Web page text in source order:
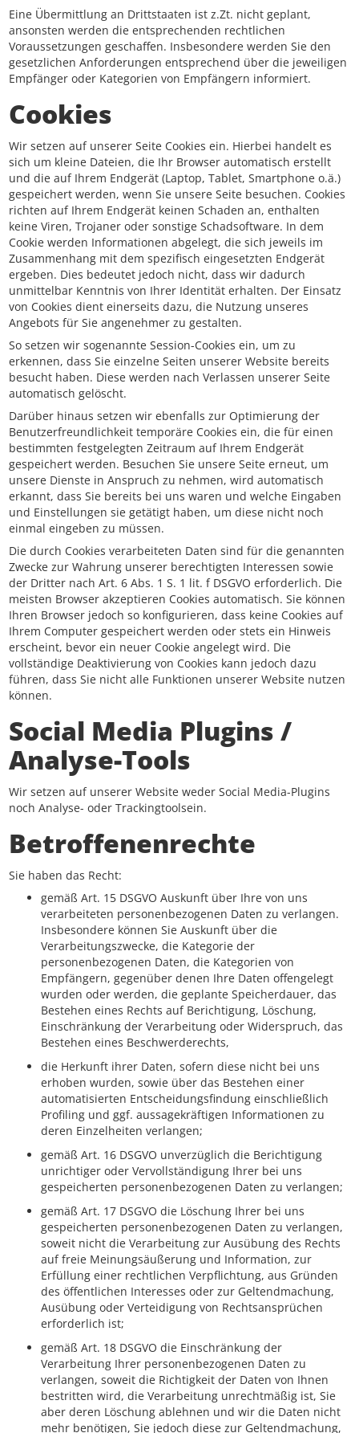
Eine Übermittlung an Drittstaaten ist z.Zt. nicht geplant,
ansonsten werden die entsprechenden rechtlichen
Voraussetzungen geschaffen. Insbesondere werden Sie den
gesetzlichen Anforderungen entsprechend über die jeweiligen
Empfänger oder Kategorien von Empfängern informiert.
Cookies
Wir setzen auf unserer Seite Cookies ein. Hierbei handelt es
sich um kleine Dateien, die Ihr Browser automatisch erstellt
und die auf Ihrem Endgerät (Laptop, Tablet, Smartphone o.ä.)
gespeichert werden, wenn Sie unsere Seite besuchen. Cookies
richten auf Ihrem Endgerät keinen Schaden an, enthalten
keine Viren, Trojaner oder sonstige Schadsoftware. In dem
Cookie werden Informationen abgelegt, die sich jeweils im
Zusammenhang mit dem spezifisch eingesetzten Endgerät
ergeben. Dies bedeutet jedoch nicht, dass wir dadurch
unmittelbar Kenntnis von Ihrer Identität erhalten. Der Einsatz
von Cookies dient einerseits dazu, die Nutzung unseres
Angebots für Sie angenehmer zu gestalten.
So setzen wir sogenannte Session-Cookies ein, um zu
erkennen, dass Sie einzelne Seiten unserer Website bereits
besucht haben. Diese werden nach Verlassen unserer Seite
automatisch gelöscht.
Darüber hinaus setzen wir ebenfalls zur Optimierung der
Benutzerfreundlichkeit temporäre Cookies ein, die für einen
bestimmten festgelegten Zeitraum auf Ihrem Endgerät
gespeichert werden. Besuchen Sie unsere Seite erneut, um
unsere Dienste in Anspruch zu nehmen, wird automatisch
erkannt, dass Sie bereits bei uns waren und welche Eingaben
und Einstellungen sie getätigt haben, um diese nicht noch
einmal eingeben zu müssen.
Die durch Cookies verarbeiteten Daten sind für die genannten
Zwecke zur Wahrung unserer berechtigten Interessen sowie
der Dritter nach Art. 6 Abs. 1 S. 1 lit. f DSGVO erforderlich. Die
meisten Browser akzeptieren Cookies automatisch. Sie können
Ihren Browser jedoch so konfigurieren, dass keine Cookies auf
Ihrem Computer gespeichert werden oder stets ein Hinweis
erscheint, bevor ein neuer Cookie angelegt wird. Die
vollständige Deaktivierung von Cookies kann jedoch dazu
führen, dass Sie nicht alle Funktionen unserer Website nutzen
können.
Social Media Plugins /
Analyse-Tools
Wir setzen auf unserer Website weder Social Media-Plugins
noch Analyse- oder Trackingtoolsein.
Betroffenenrechte
Sie haben das Recht:
gemäß Art. 15 DSGVO Auskunft über Ihre von uns
verarbeiteten personenbezogenen Daten zu verlangen.
Insbesondere können Sie Auskunft über die
Verarbeitungszwecke, die Kategorie der
personenbezogenen Daten, die Kategorien von
Empfängern, gegenüber denen Ihre Daten offengelegt
wurden oder werden, die geplante Speicherdauer, das
Bestehen eines Rechts auf Berichtigung, Löschung,
Einschränkung der Verarbeitung oder Widerspruch, das
Bestehen eines Beschwerderechts,
die Herkunft ihrer Daten, sofern diese nicht bei uns
erhoben wurden, sowie über das Bestehen einer
automatisierten Entscheidungsfindung einschließlich
Profiling und ggf. aussagekräftigen Informationen zu
deren Einzelheiten verlangen;
gemäß Art. 16 DSGVO unverzüglich die Berichtigung
unrichtiger oder Vervollständigung Ihrer bei uns
gespeicherten personenbezogenen Daten zu verlangen;
gemäß Art. 17 DSGVO die Löschung Ihrer bei uns
gespeicherten personenbezogenen Daten zu verlangen,
soweit nicht die Verarbeitung zur Ausübung des Rechts
auf freie Meinungsäußerung und Information, zur
Erfüllung einer rechtlichen Verpflichtung, aus Gründen
des öffentlichen Interesses oder zur Geltendmachung,
Ausübung oder Verteidigung von Rechtsansprüchen
erforderlich ist;
gemäß Art. 18 DSGVO die Einschränkung der
Verarbeitung Ihrer personenbezogenen Daten zu
verlangen, soweit die Richtigkeit der Daten von Ihnen
bestritten wird, die Verarbeitung unrechtmäßig ist, Sie
aber deren Löschung ablehnen und wir die Daten nicht
mehr benötigen, Sie jedoch diese zur Geltendmachung,